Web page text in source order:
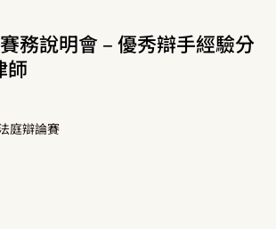
務說明會 – 優秀辯手經驗分
師
庭辯論賽